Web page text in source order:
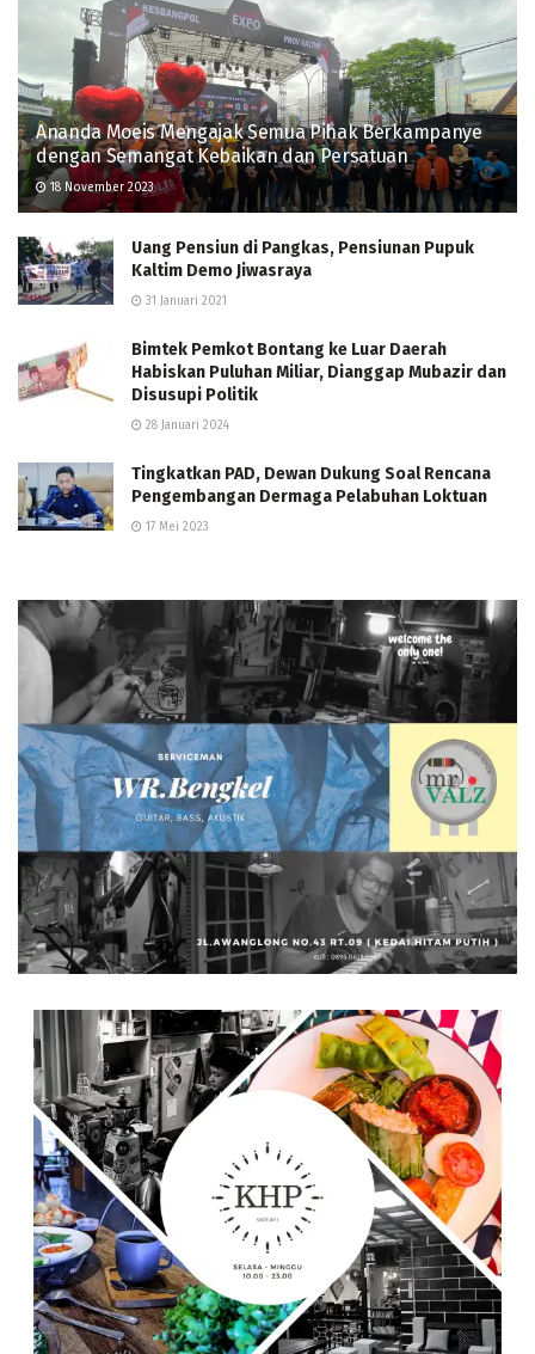
Ananda Moeis Mengajak Semua Pihak Berkampanye
dengan Semangat Kebaikan dan Persatuan
18 November 2023
Uang Pensiun di Pangkas, Pensiunan Pupuk
Kaltim Demo Jiwasraya
31 Januari 2021
Bimtek Pemkot Bontang ke Luar Daerah
Habiskan Puluhan Miliar, Dianggap Mubazir dan
Disusupi Politik
28 Januari 2024
Tingkatkan PAD, Dewan Dukung Soal Rencana
Pengembangan Dermaga Pelabuhan Loktuan
17 Mei 2023